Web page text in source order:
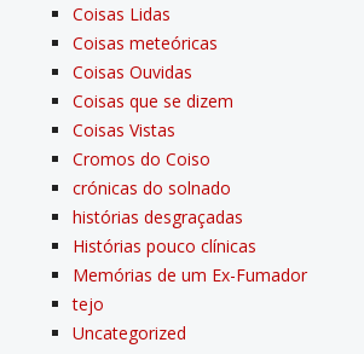
Coisas Lidas
Coisas meteóricas
Coisas Ouvidas
Coisas que se dizem
Coisas Vistas
Cromos do Coiso
crónicas do solnado
histórias desgraçadas
Histórias pouco clí­nicas
Memórias de um Ex-Fumador
tejo
Uncategorized